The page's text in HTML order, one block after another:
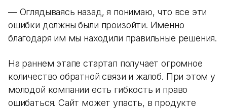
— Оглядываясь назад, я понимаю, что все эти
ошибки должны были произойти. Именно
благодаря им мы находили правильные решения.
На раннем этапе стартап получает огромное
количество обратной связи и жалоб. При этом у
молодой компании есть гибкость и право
ошибаться. Сайт может упасть, в продукте